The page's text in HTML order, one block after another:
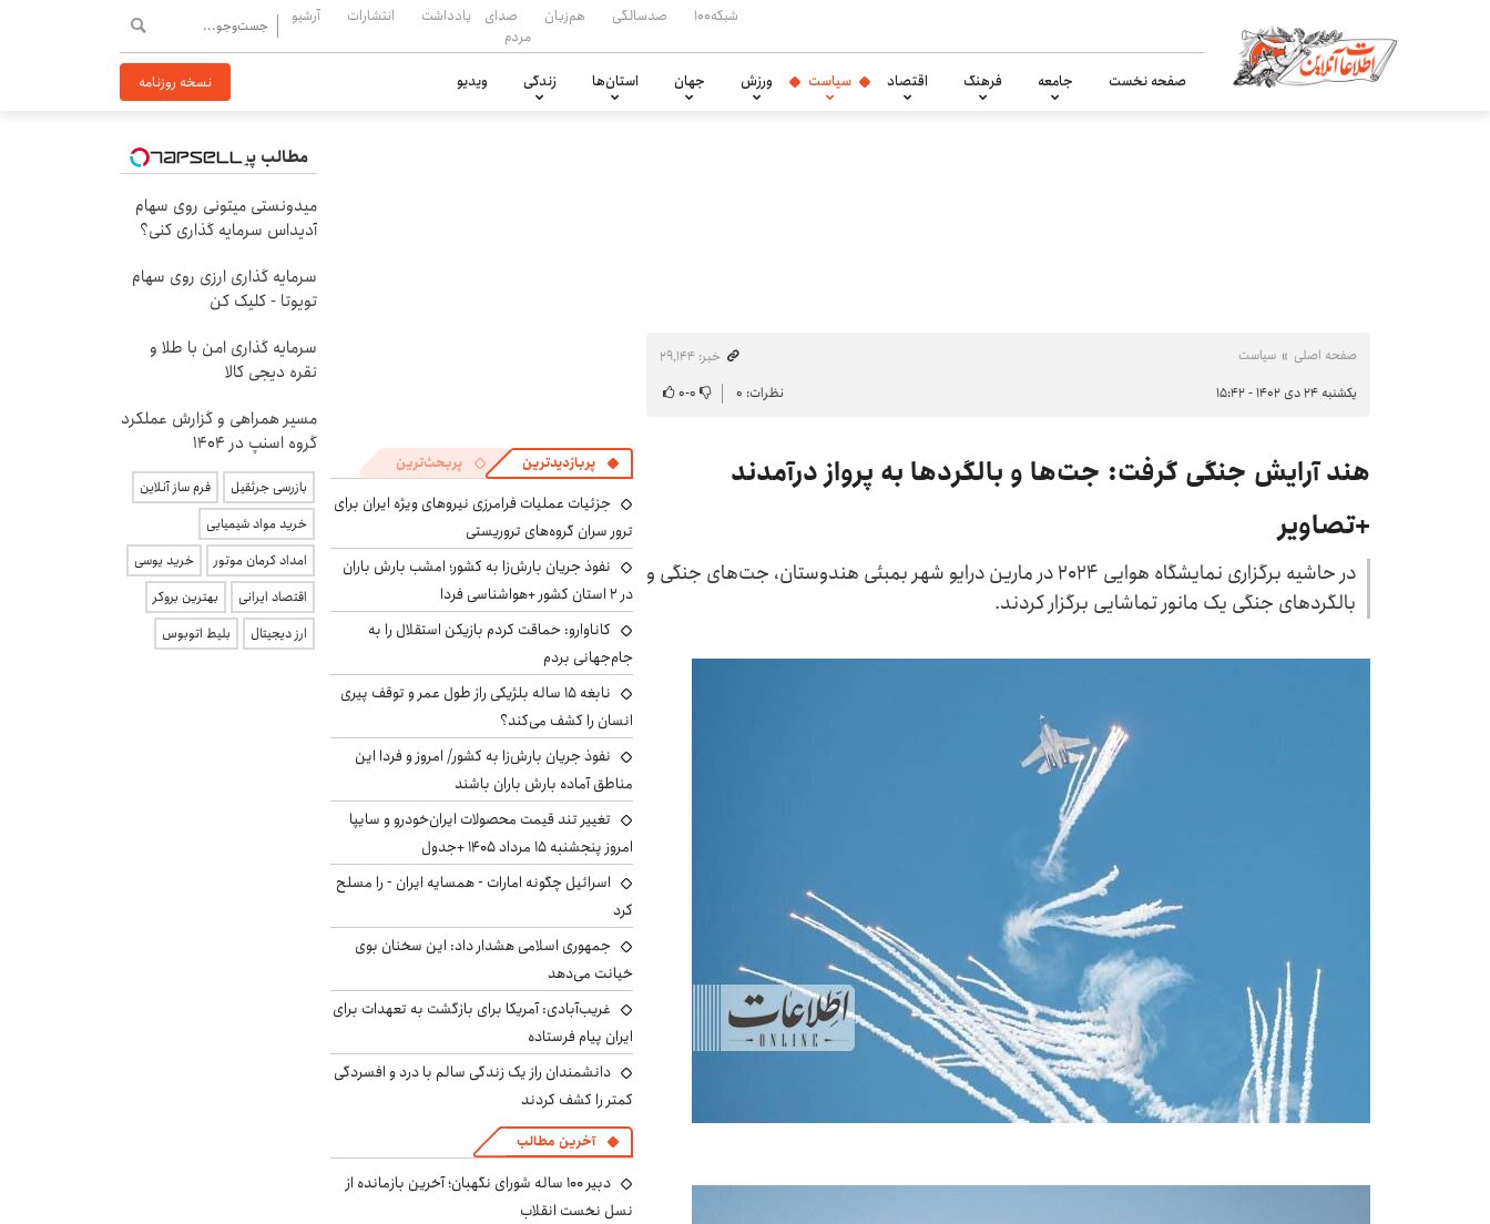
شبکه۱۰۰ صدسالگی هم‌زبان
صدای
مردم
یادداشت انتشارات آرشیو
صفحه نخست جامعه فرهنگ اقتصاد سیاست ورزش جهان استان‌ها زندگی ویدیو نسخه روزنامه
صفحه اصلی سیاست
خبر: ۲۹٬۱۴۴
یکشنبه ۲۴ دی ۱۴۰۲ - ۱۵:۴۲
نظرات: ۰ ۰-۰
هند آرایش جنگی گرفت: جت‌ها و بالگرد‌ها به پرواز درآمدند
+تصاویر
در حاشیه برگزاری نمایشگاه هوایی ۲۰۲۴ در مارین درایو شهر بمبئی هندوستان، جت‌های جنگی و
بالگرد‌های جنگی یک مانور تماشایی برگزار کردند.
پربازدیدترین پربحث‌ترین
جزئیات عملیات فرامرزی نیروهای ویژه ایران برای
ترور سران گروه‌های تروریستی
نفوذ جریان بارش‌زا به کشور؛ امشب بارش باران
در ۲ استان کشور +هواشناسی فردا
کاناوارو: حماقت کردم بازیکن استقلال را به
جام‌جهانی بردم
نابغه ۱۵ ساله بلژیکی راز طول عمر و توقف پیری
انسان را کشف می‌کند؟
نفوذ جریان بارش‌زا به کشور/ امروز و فردا این
مناطق آماده بارش باران باشند
تغییر تند قیمت محصولات ایران‌خودرو و سایپا
امروز پنجشنبه ۱۵ مرداد ۱۴۰۵ +جدول
اسرائیل چگونه امارات - همسایه ایران - را مسلح
کرد
جمهوری اسلامی هشدار داد: این سخنان بوی
خیانت می‌دهد
غریب‌آبادی: آمریکا برای بازگشت به تعهدات برای
ایران پیام فرستاده
دانشمندان راز یک زندگی سالم با درد و افسردگی
کمتر را کشف کردند
آخرین مطالب
دبیر ۱۰۰ ساله شورای نگهبان؛ آخرین بازمانده از
نسل نخست انقلاب
مطالب پیشنهادی
میدونستی میتونی روی سهام
آدیداس سرمایه گذاری کنی؟
سرمایه گذاری ارزی روی سهام
تویوتا - کلیک کن
سرمایه گذاری امن با طلا و
نقره دیجی کالا
مسیر همراهی و گزارش عملکرد
گروه اسنپ در ۱۴۰۴
بازرسی جرثقیل
فرم ساز آنلاین
خرید مواد شیمیایی
امداد کرمان موتور
خرید یوسی
اقتصاد ایرانی
بهترین بروکر
ارز دیجیتال
بلیط اتوبوس